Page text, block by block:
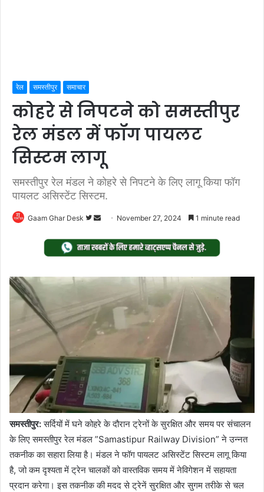
रेल समस्तीपुर समाचार
कोहरे से निपटने को समस्तीपुर
रेल मंडल में फॉग पायलट
सिस्टम लागू
समस्तीपुर रेल मंडल ने कोहरे से निपटने के लिए लागू किया फॉग
पायलट असिस्टेंट सिस्टम.
Gaam Ghar Desk
Follow
Twitter
Send
email
November 27, 2024 1 minute read
समस्तीपुर:सर्दियों में घने कोहरे के दौरान ट्रेनों के सुरक्षित और समय पर संचालन
के लिए समस्तीपुर रेल मंडल ”Samastipur Railway Division” ने उन्नत
तकनीक का सहारा लिया है। मंडल ने फॉग पायलट असिस्टेंट सिस्टम लागू किया
है, जो कम दृश्यता में ट्रेन चालकों को वास्तविक समय में नेविगेशन में सहायता
प्रदान करेगा। इस तकनीक की मदद से ट्रेनें सुरक्षित और सुगम तरीके से चल